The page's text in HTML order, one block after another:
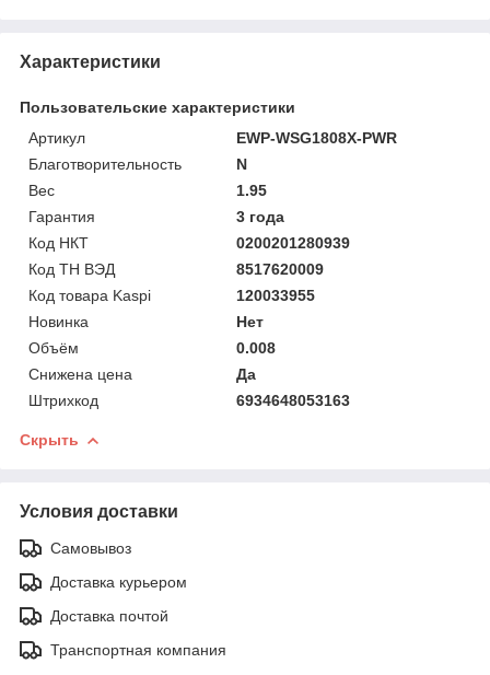
Характеристики
Пользовательские характеристики
Артикул
EWP-WSG1808X-PWR
Благотворительность
N
Вес
1.95
Гарантия
3 года
Код НКТ
0200201280939
Код ТН ВЭД
8517620009
Код товара Kaspi
120033955
Новинка
Нет
Объём
0.008
Снижена цена
Да
Штрихкод
6934648053163
Скрыть
Условия доставки
Самовывоз
Доставка курьером
Доставка почтой
Транспортная компания